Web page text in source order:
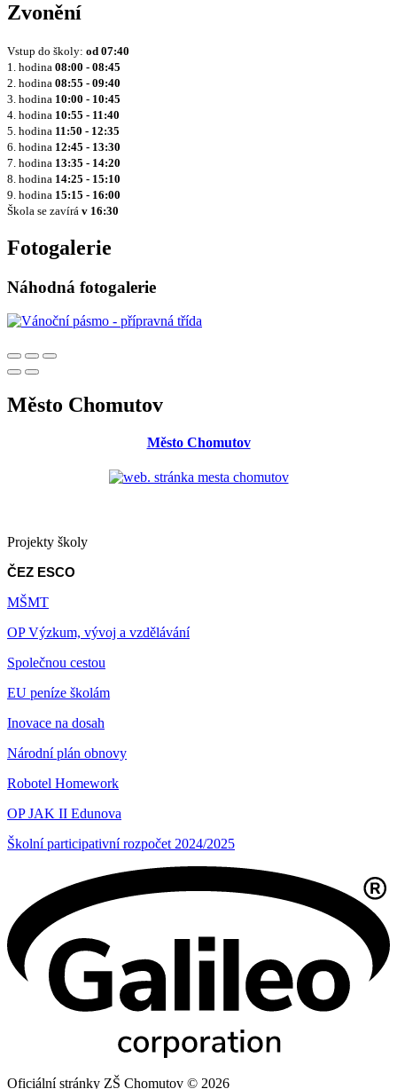
Zvonění
Vstup do školy: od 07:40
1. hodina 08:00 - 08:45
2. hodina 08:55 - 09:40
3. hodina 10:00 - 10:45
4. hodina 10:55 - 11:40
5. hodina 11:50 - 12:35
6. hodina 12:45 - 13:30
7. hodina 13:35 - 14:20
8. hodina 14:25 - 15:10
9. hodina 15:15 - 16:00
Škola se zavírá v 16:30
Fotogalerie
Náhodná fotogalerie
Město Chomutov
Město Chomutov
Projekty školy
ČEZ ESCO
MŠMT
OP Výzkum, vývoj a vzdělávání
Společnou cestou
EU peníze školám
Inovace na dosah
Národní plán obnovy
Robotel Homework
OP JAK II Edunova
Školní participativní rozpočet 2024/2025
Oficiální stránky ZŠ Chomutov © 2026